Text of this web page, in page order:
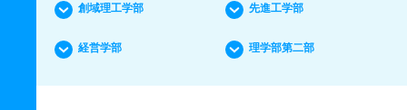
創域理工学部 先進工学部
経営学部 理学部第二部